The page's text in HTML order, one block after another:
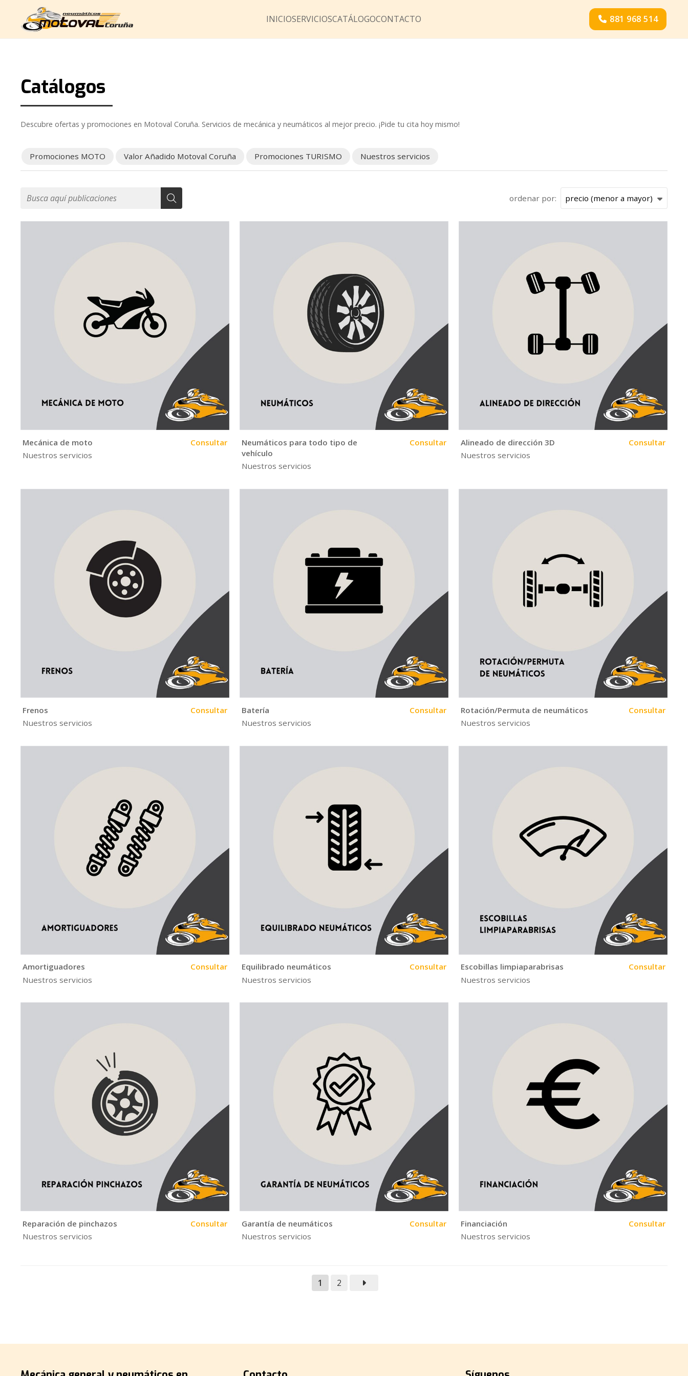
INICIOSERVICIOSCATÁLOGOCONTACTO 881 968 514
Catálogos
Descubre ofertas y promociones en Motoval Coruña. Servicios de mecánica y neumáticos al mejor precio. ¡Pide tu cita hoy mismo!
Promociones MOTO Valor Añadido Motoval Coruña Promociones TURISMO Nuestros servicios
ordenar por:
Mecánica de moto
Nuestros servicios
Consultar
Neumáticos para todo tipo de
vehículo
Nuestros servicios
Consultar
Alineado de dirección 3D
Nuestros servicios
Consultar
Frenos
Nuestros servicios
Consultar
Batería
Nuestros servicios
Consultar
Rotación/Permuta de neumáticos
Nuestros servicios
Consultar
Amortiguadores
Nuestros servicios
Consultar
Equilibrado neumáticos
Nuestros servicios
Consultar
Escobillas limpiaparabrisas
Nuestros servicios
Consultar
Reparación de pinchazos
Nuestros servicios
Consultar
Garantía de neumáticos
Nuestros servicios
Consultar
Financiación
Nuestros servicios
Consultar
1 2